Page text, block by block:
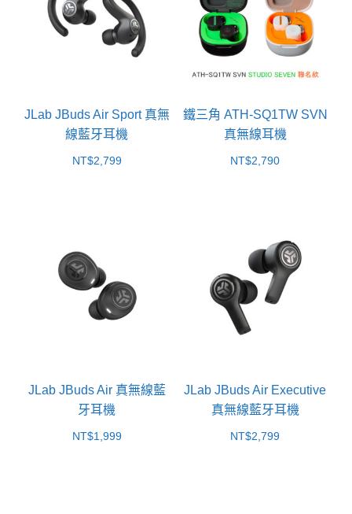
JLab JBuds Air Sport 真無
線藍牙耳機
NT$2,799
鐵三角 ATH-SQ1TW SVN
真無線耳機
NT$2,790
JLab JBuds Air 真無線藍
牙耳機
NT$1,999
JLab JBuds Air Executive
真無線藍牙耳機
NT$2,799